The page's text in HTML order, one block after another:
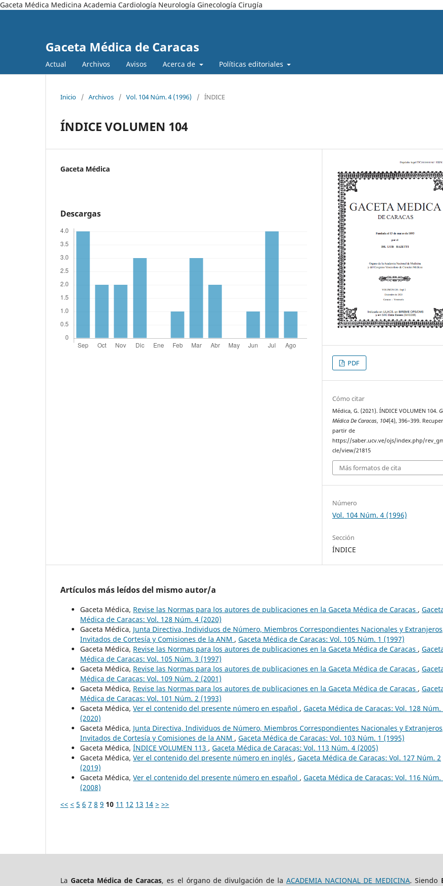
Gaceta Médica Medicina Academia Cardiología Neurología Ginecología Cirugía
Gaceta Médica de Caracas
Actual Archivos Avisos Acerca de Políticas editoriales
Inicio / Archivos / Vol. 104 Núm. 4 (1996) / ÍNDICE
ÍNDICE VOLUMEN 104
Gaceta Médica
Descargas
PDF
Cómo citar
Médica, G. (2021). ÍNDICE VOLUMEN 104.
Médica De Caracas, 104(4), 396–399.
partir de
https://saber.ucv.ve/ojs/index.php/
cle/view/21815
Más formatos de cita
Número
Vol. 104 Núm. 4 (1996)
Sección
ÍNDICE
Artículos más leídos del mismo autor/a
Gaceta Médica, Revise las Normas para los autores de publicaciones en la Gaceta Médica de Caracas ,
Médica de Caracas: Vol. 128 Núm. 4 (2020)
Gaceta Médica, Junta Directiva, Individuos de Número, Miembros Correspondientes Nacionales y
Invitados de Cortesía y Comisiones de la ANM , Gaceta Médica de Caracas: Vol. 105 Núm. 1 (1997)
Gaceta Médica, Revise las Normas para los autores de publicaciones en la Gaceta Médica de Caracas ,
Médica de Caracas: Vol. 105 Núm. 3 (1997)
Gaceta Médica, Revise las Normas para los autores de publicaciones en la Gaceta Médica de Caracas ,
Médica de Caracas: Vol. 109 Núm. 2 (2001)
Gaceta Médica, Revise las Normas para los autores de publicaciones en la Gaceta Médica de Caracas ,
Médica de Caracas: Vol. 101 Núm. 2 (1993)
Gaceta Médica, Ver el contenido del presente número en español , Gaceta Médica de Caracas: Vol. 128 Núm.
(2020)
Gaceta Médica, Junta Directiva, Individuos de Número, Miembros Correspondientes Nacionales y
Invitados de Cortesía y Comisiones de la ANM , Gaceta Médica de Caracas: Vol. 103 Núm. 1 (1995)
Gaceta Médica, ÍNDICE VOLUMEN 113 , Gaceta Médica de Caracas: Vol. 113 Núm. 4 (2005)
Gaceta Médica, Ver el contenido del presente número en inglés , Gaceta Médica de Caracas: Vol. 127 Núm. 2
(2019)
Gaceta Médica, Ver el contenido del presente número en español , Gaceta Médica de Caracas: Vol. 116 Núm.
(2008)
<< < 5 6 7 8 9 10 11 12 13 14 > >>
LaGaceta Médica de Caracas, es el órgano de divulgación de laACADEMIA NACIONAL DE MEDICINA. Siendo